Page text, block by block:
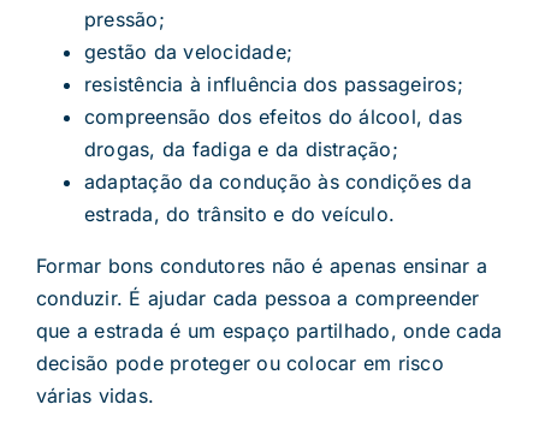
pressão;
gestão da velocidade;
resistência à influência dos passageiros;
compreensão dos efeitos do álcool, das
drogas, da fadiga e da distração;
adaptação da condução às condições da
estrada, do trânsito e do veículo.
Formar bons condutores não é apenas ensinar a
conduzir. É ajudar cada pessoa a compreender
que a estrada é um espaço partilhado, onde cada
decisão pode proteger ou colocar em risco
várias vidas.